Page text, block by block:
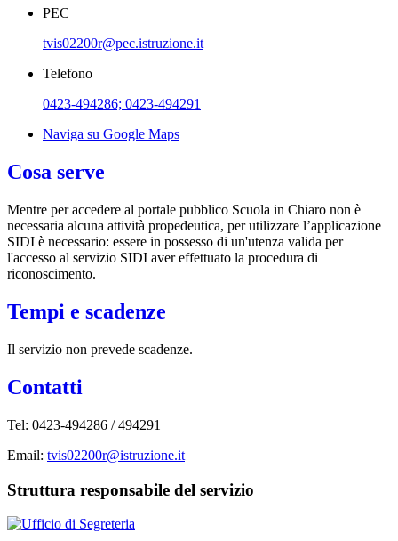
PEC
tvis02200r@pec.istruzione.it
Telefono
0423-494286; 0423-494291
Naviga su Google Maps
Cosa serve
Mentre per accedere al portale pubblico Scuola in Chiaro non è
necessaria alcuna attività propedeutica, per utilizzare l’applicazione
SIDI è necessario: essere in possesso di un'utenza valida per
l'accesso al servizio SIDI aver effettuato la procedura di
riconoscimento.
Tempi e scadenze
Il servizio non prevede scadenze.
Contatti
Tel: 0423-494286 / 494291
Email: tvis02200r@istruzione.it
Struttura responsabile del servizio